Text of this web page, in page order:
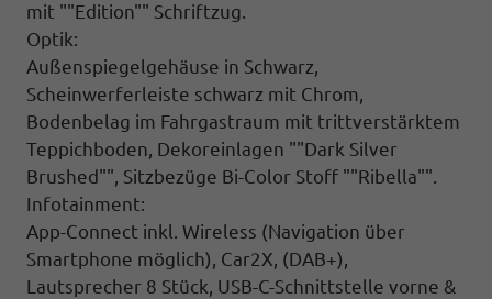
mit ""Edition"" Schriftzug.
Optik:
Außenspiegelgehäuse in Schwarz,
Scheinwerferleiste schwarz mit Chrom,
Bodenbelag im Fahrgastraum mit trittverstärktem
Teppichboden, Dekoreinlagen ""Dark Silver
Brushed"", Sitzbezüge Bi-Color Stoff ""Ribella"".
Infotainment:
App-Connect inkl. Wireless (Navigation über
Smartphone möglich), Car2X, (DAB+),
Lautsprecher 8 Stück, USB-C-Schnittstelle vorne &